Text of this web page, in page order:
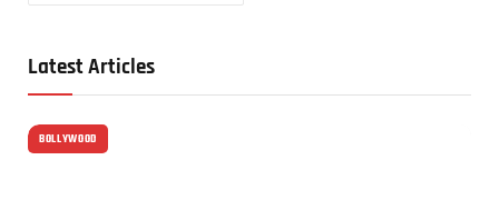
Latest Articles
BOLLYWOOD